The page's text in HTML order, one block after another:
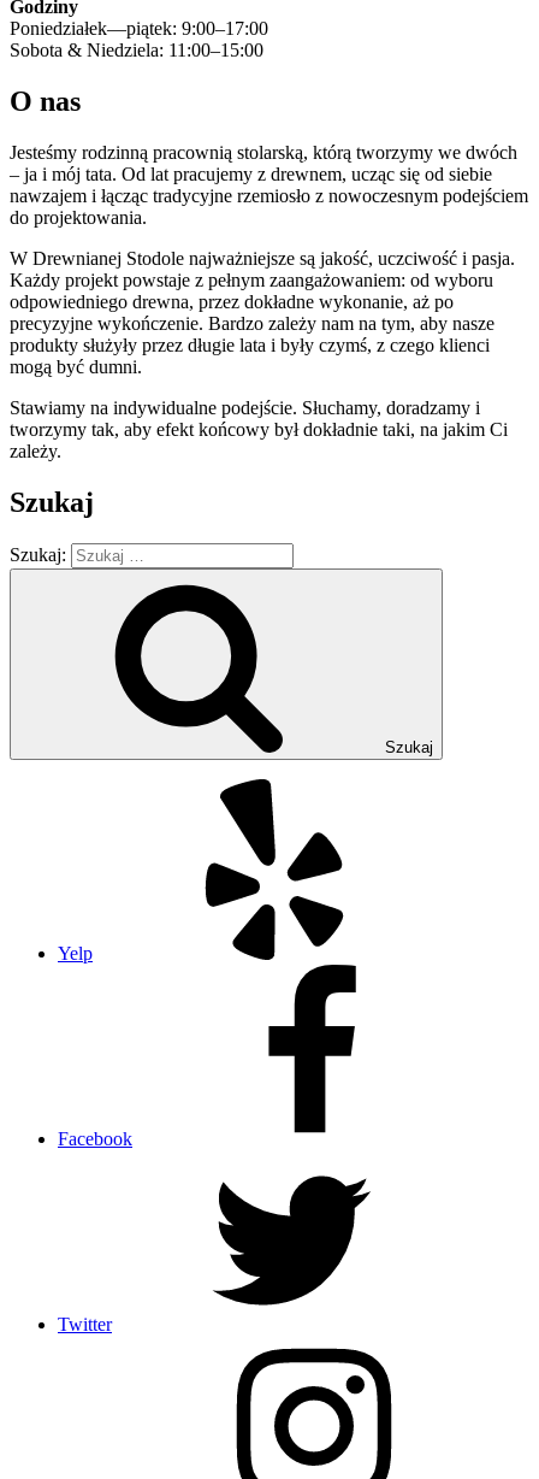
Godziny
Poniedziałek—piątek: 9:00–17:00
Sobota & Niedziela: 11:00–15:00
O nas
Jesteśmy rodzinną pracownią stolarską, którą tworzymy we dwóch
– ja i mój tata. Od lat pracujemy z drewnem, ucząc się od siebie
nawzajem i łącząc tradycyjne rzemiosło z nowoczesnym podejściem
do projektowania.
W Drewnianej Stodole najważniejsze są jakość, uczciwość i pasja.
Każdy projekt powstaje z pełnym zaangażowaniem: od wyboru
odpowiedniego drewna, przez dokładne wykonanie, aż po
precyzyjne wykończenie. Bardzo zależy nam na tym, aby nasze
produkty służyły przez długie lata i były czymś, z czego klienci
mogą być dumni.
Stawiamy na indywidualne podejście. Słuchamy, doradzamy i
tworzymy tak, aby efekt końcowy był dokładnie taki, na jakim Ci
zależy.
Szukaj
Szukaj:
Szukaj
Yelp
Facebook
Twitter